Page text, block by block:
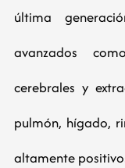
última
avanzados
cerebrales y
pulmón, hígado,
altamente